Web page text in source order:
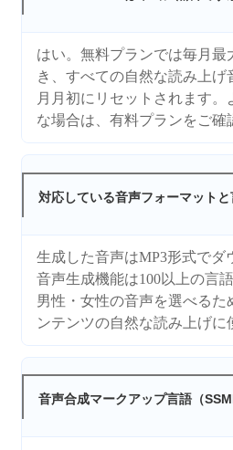
はい。無料プランでは毎月最
き、すべての自然な読み上
月月初にリセットされます
な場合は、有料プランをご確
対応している音声フォーマットと
生成した音声はMP3形式で
音声生成機能は100以上の言
男性・女性の音声を選べるた
ンテンツの自然な読み上げに
音声合成マークアップ言語（